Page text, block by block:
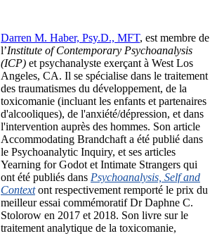
Darren M. Haber, Psy.D., MFT, est membre de
l’Institute of Contemporary Psychoanalysis
(ICP) et psychanalyste exerçant à West Los
Angeles, CA. Il se spécialise dans le traitement
des traumatismes du développement, de la
toxicomanie (incluant les enfants et partenaires
d'alcooliques), de l'anxiété/dépression, et dans
l'intervention auprès des hommes. Son article
Accommodating Brandchaft a été publié dans
le Psychoanalytic Inquiry, et ses articles
Yearning for Godot et Intimate Strangers qui
ont été publiés dans Psychoanalysis, Self and
Contextont respectivement remporté le prix du
meilleur essai commémoratif Dr Daphne C.
Stolorow en 2017 et 2018. Son livre sur le
traitement analytique de la toxicomanie,